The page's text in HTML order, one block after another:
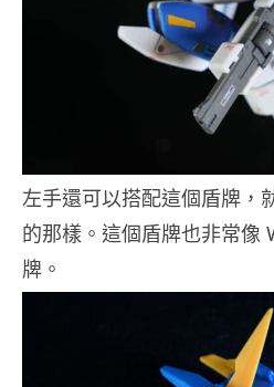
左手還可以搭配這個盾牌，
的那樣。這個盾牌也非常
牌。